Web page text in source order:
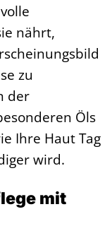
nährt,
zu
der
Öls
Ihre Haut Tag
wird.
mit